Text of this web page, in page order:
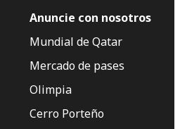
Anuncie con nosotros
Mundial de Qatar
Mercado de pases
Olimpia
Cerro Porteño